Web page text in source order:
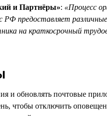
и Партнёры»: «Процесс
РФ предоставляет
на краткосрочный
и обновлять почтовые
чтобы отключить